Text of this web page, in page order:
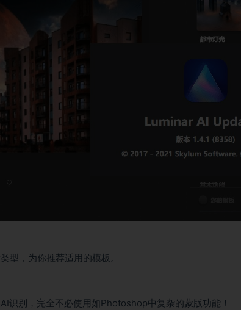
型，为你推荐适用的模板。
识别，完全不必使用如Photoshop中复杂的蒙版功能！